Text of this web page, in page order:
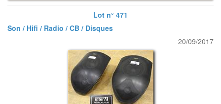
Lot n° 471
Son / Hifi / Radio / CB / Disques
20/09/2017